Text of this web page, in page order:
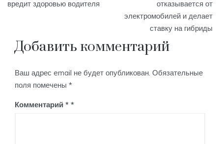
записям
вредит здоровью водителя
отказывается от
электромобилей и делает
ставку на гибриды
Добавить комментарий
Ваш адрес email не будет опубликован. Обязательные
поля помечены *
Комментарий *